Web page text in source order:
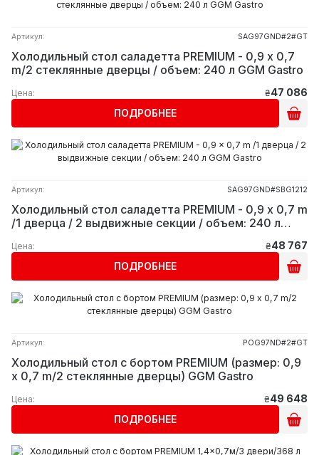
Артикул: SAG97GND#2#GT
Холодильный стол саладетта PREMIUM - 0,9 x 0,7
m/2 стеклянные дверцы / объем: 240 л GGM Gastro
Цена: ₴47 086
ПОДРОБНЕЕ
Артикул: SAG97GND#SBG1212
Холодильный стол саладетта PREMIUM - 0,9 x 0,7 m
/1 дверца / 2 выдвижные секции / объем: 240 л
Цена: ₴48 767
ПОДРОБНЕЕ
Артикул: POG97ND#2#GT
Холодильный стол с бортом PREMIUM (размер: 0,9
x 0,7 m/2 стеклянные дверцы) GGM Gastro
Цена: ₴49 648
ПОДРОБНЕЕ